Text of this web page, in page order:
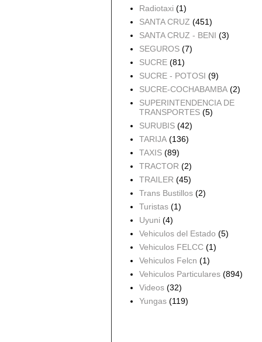
Radiotaxi (1)
SANTA CRUZ (451)
SANTA CRUZ - BENI (3)
SEGUROS (7)
SUCRE (81)
SUCRE - POTOSI (9)
SUCRE-COCHABAMBA (2)
SUPERINTENDENCIA DE
TRANSPORTES (5)
SURUBIS (42)
TARIJA (136)
TAXIS (89)
TRACTOR (2)
TRAILER (45)
Trans Bustillos (2)
Turistas (1)
Uyuni (4)
Vehiculos del Estado (5)
Vehiculos FELCC (1)
Vehiculos Felcn (1)
Vehiculos Particulares (894)
Videos (32)
Yungas (119)